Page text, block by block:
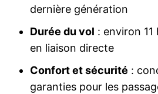
dernière génération
Durée du vol : environ 11
en liaison directe
Confort et sécurité :
garanties pour les